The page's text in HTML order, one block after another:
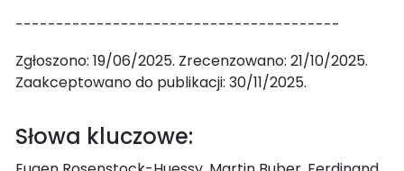
----------------------------------------
Zgłoszono: 19/06/2025. Zrecenzowano: 21/10/2025.
Zaakceptowano do publikacji: 30/11/2025.
Słowa kluczowe: